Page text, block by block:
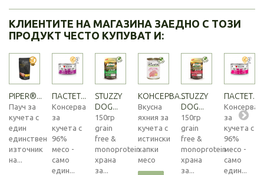
КЛИЕНТИТЕ НА МАГАЗИНА ЗАЕДНО С ТОЗИ
ПРОДУКТ ЧЕСТО КУПУВАТ И:
PIPER®...
Пауч за
кучета с
един
единствен
източник
на...
ПАСТЕТ...
Консерва
за
кучета с
96%
месо -
само
един...
STUZZY
DOG...
150гр
grain
free &
monoprotein
храна
за...
КОНСЕРВА...
Вкусна
яхния за
кучета с
истински
хапки
месо
STUZZY
DOG...
150гр
grain
free &
monoprotein
храна
за...
ПАСТЕТ...
Консерва
за
кучета с
96%
месо -
само
един...